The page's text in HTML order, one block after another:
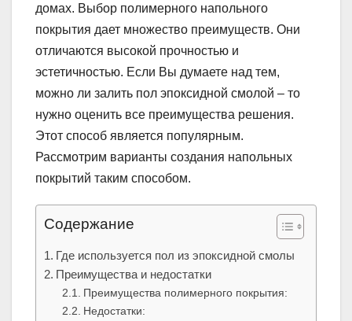
домах. Выбор полимерного напольного
покрытия дает множество преимуществ. Они
отличаются высокой прочностью и
эстетичностью. Если Вы думаете над тем,
можно ли залить пол эпоксидной смолой – то
нужно оценить все преимущества решения.
Этот способ является популярным.
Рассмотрим варианты создания напольных
покрытий таким способом.
Содержание
Где используется пол из эпоксидной смолы
Преимущества и недостатки
Преимущества полимерного покрытия:
Недостатки: